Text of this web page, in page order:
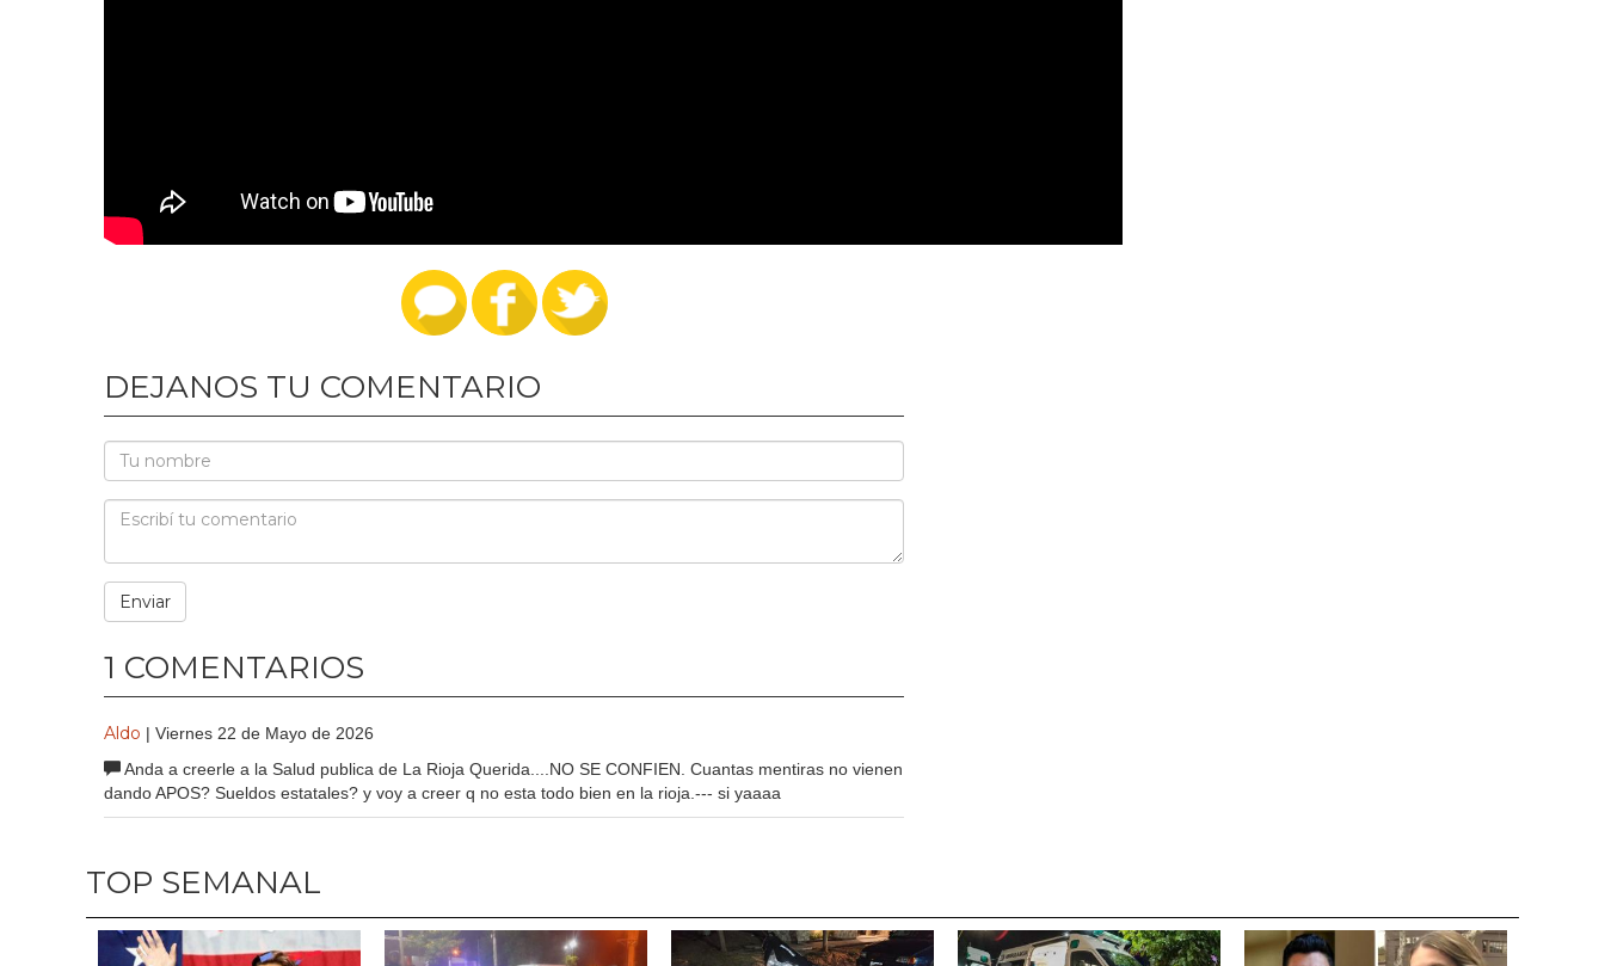
DEJANOS TU COMENTARIO
1 COMENTARIOS
Aldo | Viernes 22 de Mayo de 2026
Anda a creerle a la Salud publica de La Rioja Querida....NO SE CONFIEN. Cuantas mentiras no vienen
dando APOS? Sueldos estatales? y voy a creer q no esta todo bien en la rioja.--- si yaaaa
TOP SEMANAL